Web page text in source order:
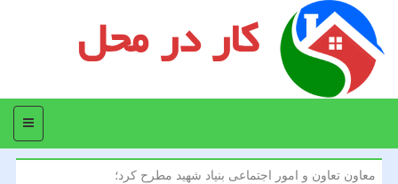
کار در محل
منو
معاون تعاون و امور اجتماعی بنیاد شهید مطرح كرد؛